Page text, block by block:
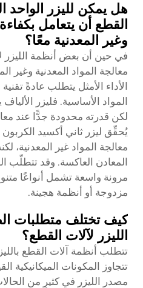
هل يمكن لليزر الواحد
القطع أن يتعامل
وغير المعدنية معًا؟
في حين أن بعض أنظمة الليزر
معالجة المواد المعدنية وغير
الأداء الأمثل يتطلب عادةً
المواد الأساسية. فليزر
لكن قدرته محدودة جدًّا عند
معالجة المواد غير المعدنية،
المعادن العاكسة. وقد تتطلّب
مرونة واسعة تشمل أنواعًا
مزدوجة أو أنظمة هجينة.
كيف تختلف متطلبات
الليزر لآلات القطع؟
تتطلب أنظمة آلات القطع
تتجاوز المكونات الميكانيكية